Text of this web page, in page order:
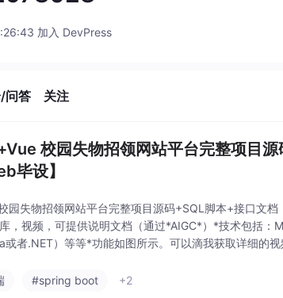
加入 DevPress
问答 关注
校园失物招领网站平台完整项目
毕设】
园失物招领网站平台完整项目源码+SQL脚本+接口文
，视频，可提供说明文档（通过*AIGC*）*技术包括：
或者.NET）等等*功能如图所示。可以滴我获取详细的视
#spring boot +2